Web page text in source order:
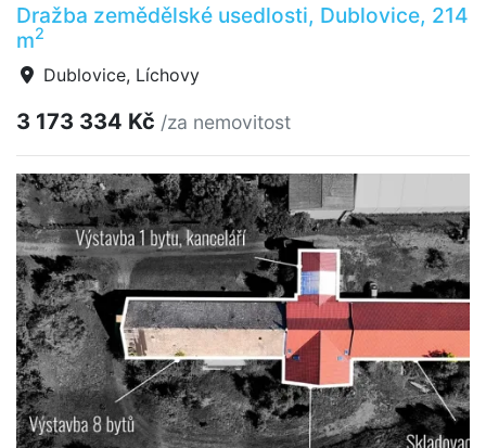
Dražba zemědělské usedlosti, Dublovice, 214
m2
Dublovice, Líchovy
3 173 334 Kč /za nemovitost